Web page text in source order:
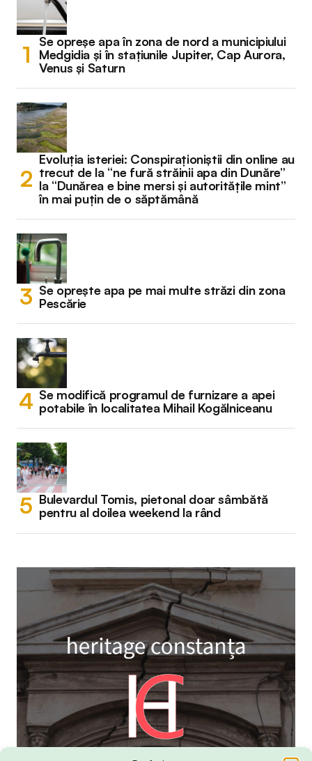
Se opreșe apa în zona de nord a municipiului
Medgidia și în stațiunile Jupiter, Cap Aurora,
Venus și Saturn
Evoluția isteriei: Conspiraționiștii din online au
trecut de la “ne fură străinii apa din Dunăre”
la “Dunărea e bine mersi și autoritățile mint”
în mai puțin de o săptămână
Se oprește apa pe mai multe străzi din zona
Pescărie
Se modifică programul de furnizare a apei
potabile în localitatea Mihail Kogălniceanu
Bulevardul Tomis, pietonal doar sâmbătă
pentru al doilea weekend la rând